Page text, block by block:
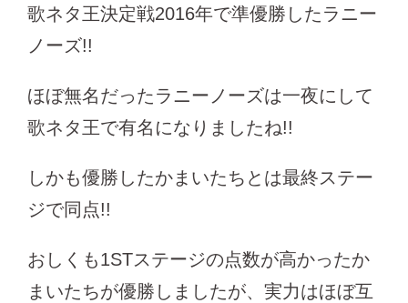
歌ネタ王決定戦2016年で準優勝したラニー
ノーズ!!
ほぼ無名だったラニーノーズは一夜にして
歌ネタ王で有名になりましたね!!
しかも優勝したかまいたちとは最終ステー
ジで同点!!
おしくも1STステージの点数が高かったか
まいたちが優勝しましたが、実力はほぼ互